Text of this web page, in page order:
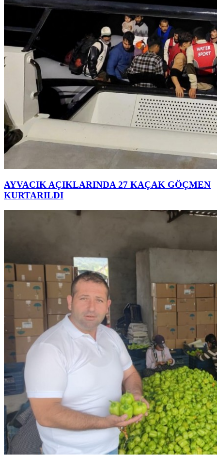
AYVACIK AÇIKLARINDA 27 KAÇAK GÖÇMEN
KURTARILDI